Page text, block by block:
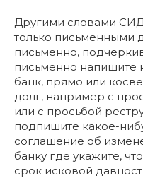
Другими словами
только письменными
письменно,
письменно напишите
банк, прямо или
долг, например с
или с просьбой
подпишите какое-
соглашение об
банку где укажите,
срок исковой